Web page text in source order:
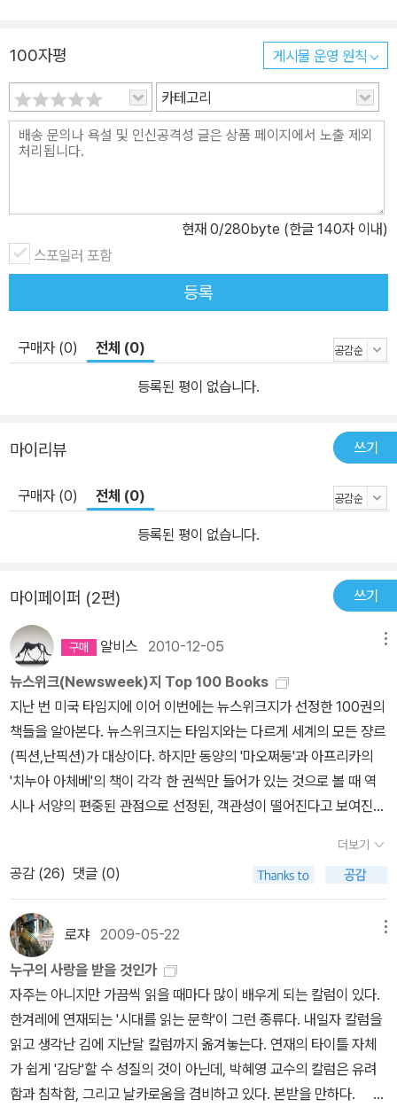
100자평 게시물 운영 원칙
카테고리
현재 0/280byte (한글 140자 이내)
스포일러 포함
등록
구매자 (0) 전체 (0)
등록된 평이 없습니다.
마이리뷰 쓰기
구매자 (0) 전체 (0)
등록된 평이 없습니다.
마이페이퍼 (2편) 쓰기
알비스 2010-12-05
뉴스위크(Newsweek)지 Top 100 Books
지난 번 미국 타임지에 이어 이번에는 뉴스위크지가 선정한 100권의
책들을 알아본다. 뉴스위크지는 타임지와는 다르게 세계의 모든 쟝르
(픽션,난픽션)가 대상이다. 하지만 동양의 '마오쩌둥'과 아프리카의
'치누아 아체베'의 책이 각각 한 권씩만 들어가 있는 것으로 볼 때 역
시나 서양의 편중된 관점으로 선정된, 객관성이 떨어진다고 보여진
하는 아쉬움이 있다. 그래도 여기에 선정된 책들이 확실히 명저인 것
은 부인할 수 없는 사실이다. 그리고 이 목록이 발표되었을 때 순위
같은 것이 매겨져 있었던 것 같은데 그런 거 무시해도 좋은, 별 의미
없는 순위다. 모두 다 좋은 책들이고 어떤 것이 더 낫다고 평할 수 없
는 책들이다.(타임즈 선정 도서와 중복되는 것은 빨간색으로 표시한
다.표지는 타임지 목록을 참조) A Clockwork Orange - Anthon
y Burgess [1962] --- 시계태엽 오렌지 The Adventures of Hu
ckleberry Finn - Mark Twain [1885] --- 허클베리 핀의 모험 T
he Affluent Society - John Kenneth Galbraith [1958] --- 풍
요한 사회 The Age of Innocence - Edith Wharton [1920] --
- 순수의 시대 All the King's Men - Robert Penn Warren [194
더보기
공감 (26) 댓글 (0)
로쟈 2009-05-22
누구의 사랑을 받을 것인가
자주는 아니지만 가끔씩 읽을 때마다 많이 배우게 되는 칼럼이 있다.
한겨레에 연재되는 '시대를 읽는 문학'이 그런 종류다. 내일자 칼럼을
읽고 생각난 김에 지난달 칼럼까지 옮겨놓는다. 연재의 타이틀 자체
가 쉽게 '감당'할 수 성질의 것이 아닌데, 박혜영 교수의 칼럼은 유려
함과 침착함, 그리고 날카로움을 겸비하고 있다. 본받을 만하다. 한